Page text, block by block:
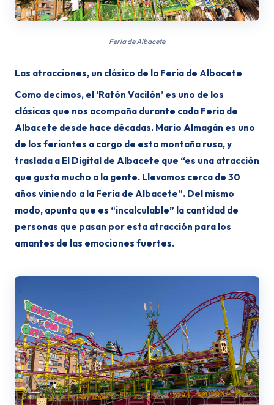
Feria de Albacete
Las atracciones, un clásico de la Feria de Albacete
Como decimos, el ‘Ratón Vacilón’ es uno de los
clásicos que nos acompaña durante cada Feria de
Albacete desde hace décadas. Mario Almagán es uno
de los feriantes a cargo de esta montaña rusa, y
traslada a El Digital de Albacete que “es una atracción
que gusta mucho a la gente. Llevamos cerca de 30
años viniendo a la Feria de Albacete”. Del mismo
modo, apunta que es “incalculable” la cantidad de
personas que pasan por esta atracción para los
amantes de las emociones fuertes.